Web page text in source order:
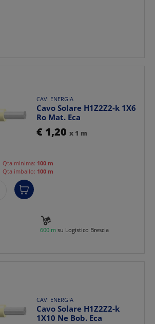
CAVI ENERGIA
Cavo Solare H1Z2Z2-k 1X6
Ro Mat. Eca
€ 1,20 x 1 m
Qta minima: 100 m
Qta imballo: 100 m
600 m su Logistico Brescia
CAVI ENERGIA
Cavo Solare H1Z2Z2-k
1X10 Ne Bob. Eca